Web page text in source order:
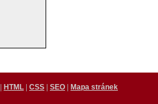
HTML CSS SEO Mapa stránek